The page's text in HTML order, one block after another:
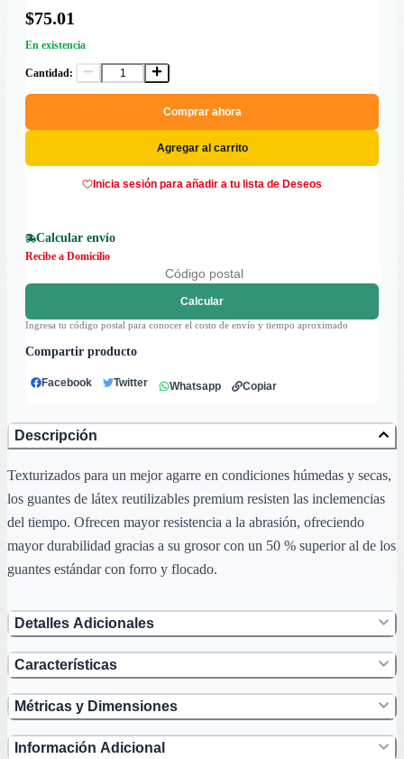
$75.01
En existencia
Cantidad:
Comprar ahora
Agregar al carrito
Inicia sesión para añadir a tu lista de Deseos
Calcular envío
Recibe a Domicilio
Calcular
Ingresa tu código postal para conocer el costo de envío y tiempo aproximado
Compartir producto
Facebook Twitter Whatsapp Copiar
Descripción
Texturizados para un mejor agarre en condiciones húmedas y secas,
los guantes de látex reutilizables premium resisten las inclemencias
del tiempo. Ofrecen mayor resistencia a la abrasión, ofreciendo
mayor durabilidad gracias a su grosor con un 50 % superior al de los
guantes estándar con forro y flocado.
Detalles Adicionales
Características
Métricas y Dimensiones
Información Adicional